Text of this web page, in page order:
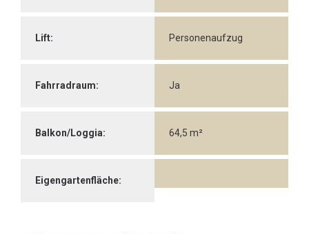
Lift: Personenaufzug
Fahrradraum: Ja
Balkon/Loggia: 64,5 m²
Eigengartenfläche: